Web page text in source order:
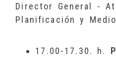
Director General -
Planificación y
17.00-17.30. h.